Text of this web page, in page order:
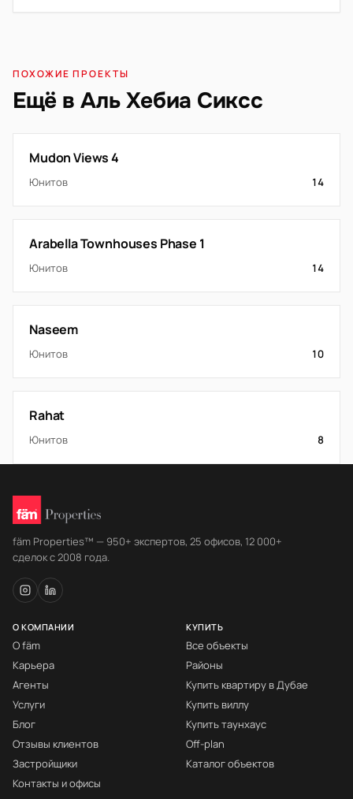
ПОХОЖИЕ ПРОЕКТЫ
Ещё в Аль Хебиа Сиксс
Mudon Views 4
Юнитов 14
Arabella Townhouses Phase 1
Юнитов 14
Naseem
Юнитов 10
Rahat
Юнитов 8
fäm Properties™ — 950+ экспертов, 25 офисов, 12 000+
сделок с 2008 года.
О КОМПАНИИ
О fäm
Карьера
Агенты
Услуги
Блог
Отзывы клиентов
Застройщики
Контакты и офисы
КУПИТЬ
Все объекты
Районы
Купить квартиру в Дубае
Купить виллу
Купить таунхаус
Off-plan
Каталог объектов